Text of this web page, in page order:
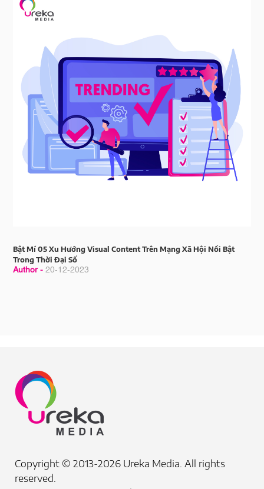
Bật Mí 05 Xu Hướng Visual Content Trên Mạng Xã Hội Nổi Bật
Trong Thời Đại Số
Author -20-12-2023
Copyright © 2013-2026 Ureka Media. All rights
reserved.